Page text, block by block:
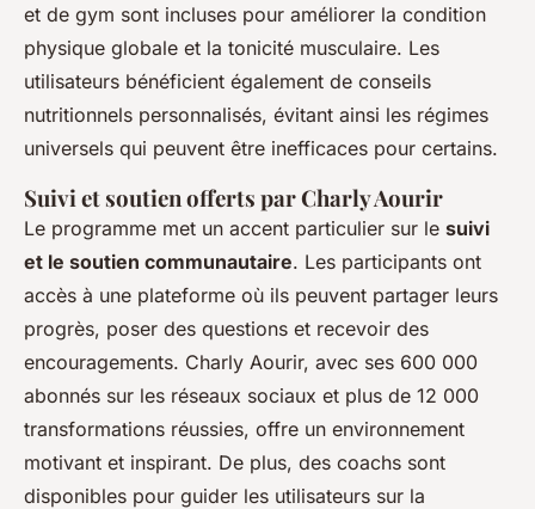
et de gym sont incluses pour améliorer la condition
physique globale et la tonicité musculaire. Les
utilisateurs bénéficient également de conseils
nutritionnels personnalisés, évitant ainsi les régimes
universels qui peuvent être inefficaces pour certains.
Suivi et soutien offerts par Charly Aourir
Le programme met un accent particulier sur le suivi
et le soutien communautaire. Les participants ont
accès à une plateforme où ils peuvent partager leurs
progrès, poser des questions et recevoir des
encouragements. Charly Aourir, avec ses 600 000
abonnés sur les réseaux sociaux et plus de 12 000
transformations réussies, offre un environnement
motivant et inspirant. De plus, des coachs sont
disponibles pour guider les utilisateurs sur la